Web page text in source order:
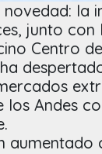
la
junto
Centro
los Andes